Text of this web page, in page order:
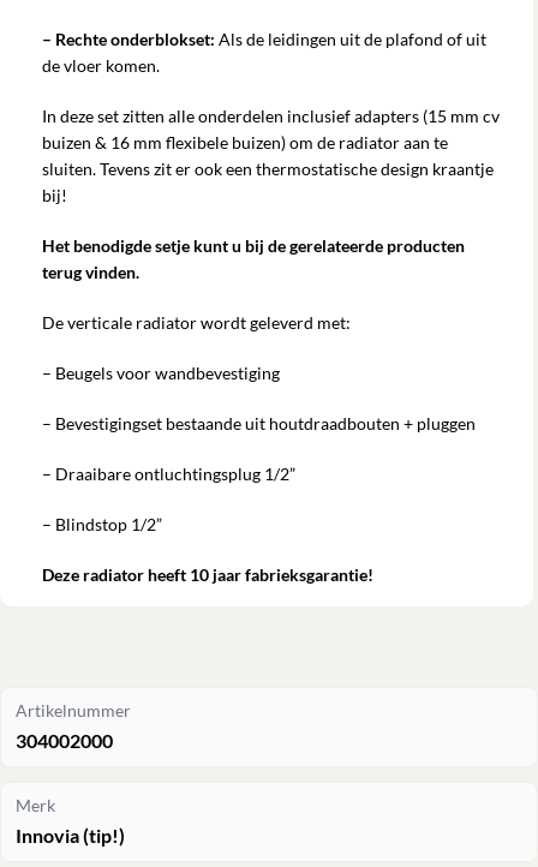
– Rechte onderblokset: Als de leidingen uit de plafond of uit
de vloer komen.
In deze set zitten alle onderdelen inclusief adapters (15 mm cv
buizen & 16 mm flexibele buizen) om de radiator aan te
sluiten. Tevens zit er ook een thermostatische design kraantje
bij!
Het benodigde setje kunt u bij de gerelateerde producten
terug vinden.
De verticale radiator wordt geleverd met:
– Beugels voor wandbevestiging
– Bevestigingset bestaande uit houtdraadbouten + pluggen
– Draaibare ontluchtingsplug 1/2”
– Blindstop 1/2”
Deze radiator heeft 10 jaar fabrieksgarantie!
Artikelnummer
304002000
Merk
Innovia (tip!)